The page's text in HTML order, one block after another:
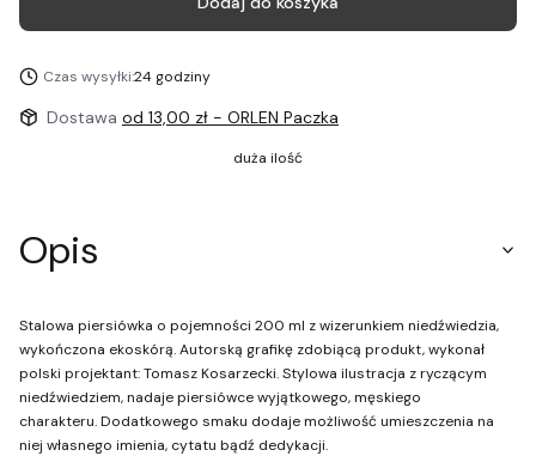
Czas wysyłki:24 godziny
Dostawa od 13,00 zł - ORLEN Paczka
duża ilość
Opis
Stalowa piersiówka o pojemności 200 ml z wizerunkiem niedźwiedzia,
wykończona ekoskórą. Autorską grafikę zdobiącą produkt, wykonał
polski projektant: Tomasz Kosarzecki. Stylowa ilustracja z ryczącym
niedźwiedziem, nadaje piersiówce wyjątkowego, męskiego
charakteru. Dodatkowego smaku dodaje możliwość umieszczenia na
niej własnego imienia, cytatu bądź dedykacji.